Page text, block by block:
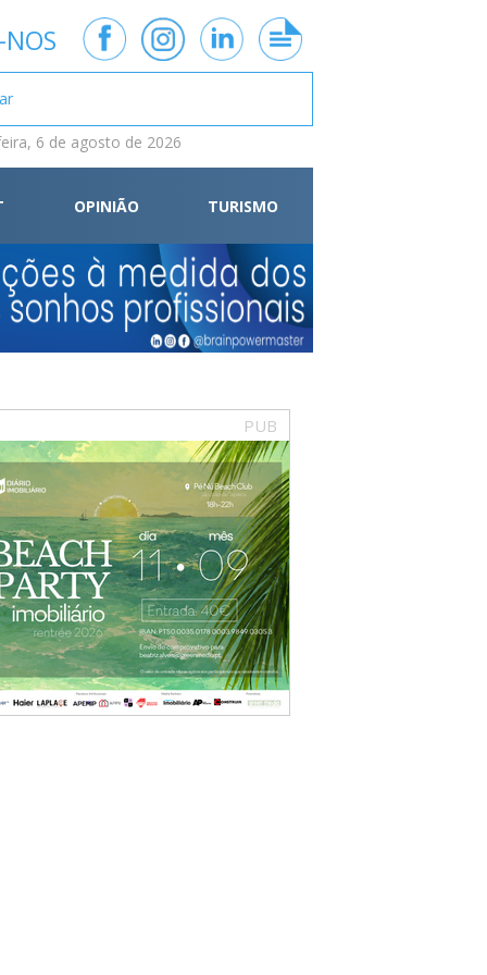
6 de agosto de 2026
OPINIÃO TURISMO
PUB